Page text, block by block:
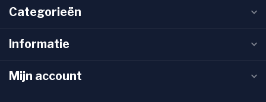
Categorieën
Informatie
Mijn account